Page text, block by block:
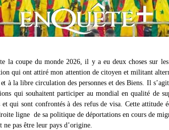
la coupe du monde 2026, il y a eu deux choses sur
qui ont attiré mon attention de citoyen et militant
à la libre circulation des personnes et des Biens. Il
qui souhaitent participer au mondial en qualité de
et qui sont confrontés à des refus de visa. Cette attitude
ligne de sa politique de déportations en cours de
ne pas être leur pays d’origine.